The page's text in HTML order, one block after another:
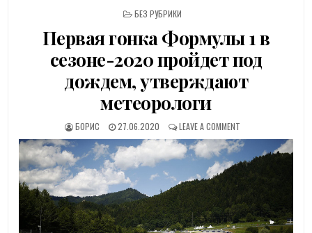
P
S
T
E
I
БЕЗ РУБРИКИ
Первая гонка Формулы 1 в
сезоне-2020 пройдет под
дождем, утверждают
метеорологи
БОРИС 27.06.2020 LEAVE A COMMENT